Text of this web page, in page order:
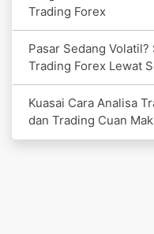
Trading Forex
Pasar Sedang
Trading Forex Lewat
Kuasai Cara Analisa
dan Trading Cuan